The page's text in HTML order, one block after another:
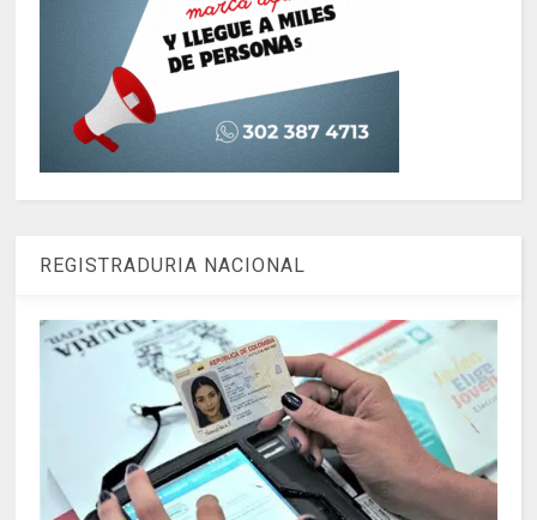
REGISTRADURIA NACIONAL